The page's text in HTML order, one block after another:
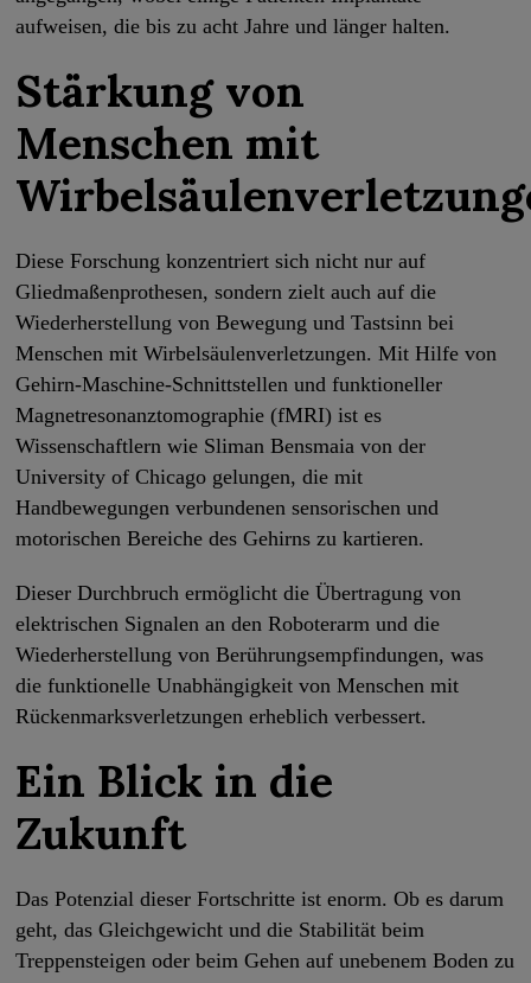
aufweisen, die bis zu acht Jahre und länger halten.
Stärkung von
Menschen mit
Diese Forschung konzentriert sich nicht nur auf
Gliedmaßenprothesen, sondern zielt auch auf die
Wiederherstellung von Bewegung und Tastsinn bei
Menschen mit Wirbelsäulenverletzungen. Mit Hilfe von
Gehirn-Maschine-Schnittstellen und funktioneller
Magnetresonanztomographie (fMRI) ist es
Wissenschaftlern wie Sliman Bensmaia von der
University of Chicago gelungen, die mit
Handbewegungen verbundenen sensorischen und
motorischen Bereiche des Gehirns zu kartieren.
Dieser Durchbruch ermöglicht die Übertragung von
elektrischen Signalen an den Roboterarm und die
Wiederherstellung von Berührungsempfindungen, was
die funktionelle Unabhängigkeit von Menschen mit
Rückenmarksverletzungen erheblich verbessert.
Ein Blick in die
Zukunft
Das Potenzial dieser Fortschritte ist enorm. Ob es darum
geht, das Gleichgewicht und die Stabilität beim
Treppensteigen oder beim Gehen auf unebenem Boden zu